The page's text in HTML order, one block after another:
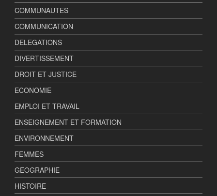
COMMUNAUTES
COMMUNICATION
DELEGATIONS
DIVERTISSEMENT
DROIT ET JUSTICE
ECONOMIE
EMPLOI ET TRAVAIL
ENSEIGNEMENT ET FORMATION
ENVIRONNEMENT
FEMMES
GEOGRAPHIE
HISTOIRE